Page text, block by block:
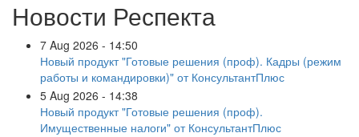
Новости Респекта
7 Aug 2026 - 14:50
Новый продукт "Готовые решения (проф). Кадры (режим
работы и командировки)" от КонсультантПлюс
5 Aug 2026 - 14:38
Новый продукт "Готовые решения (проф).
Имущественные налоги" от КонсультантПлюс